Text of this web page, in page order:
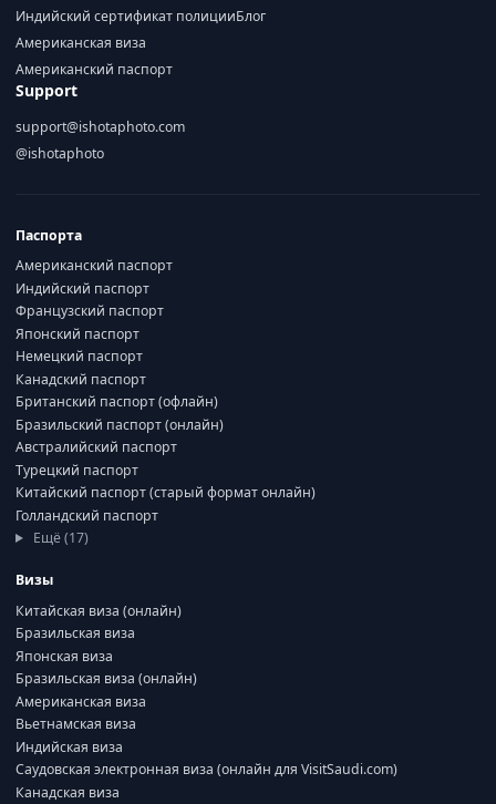
Индийский сертификат полиции
Американская виза
Американский паспорт
Блог
Support
support@ishotaphoto.com
@ishotaphoto
Паспорта
Американский паспорт
Индийский паспорт
Французский паспорт
Японский паспорт
Немецкий паспорт
Канадский паспорт
Британский паспорт (офлайн)
Бразильский паспорт (онлайн)
Австралийский паспорт
Турецкий паспорт
Китайский паспорт (старый формат онлайн)
Голландский паспорт
Ещё (17)
Визы
Китайская виза (онлайн)
Бразильская виза
Японская виза
Бразильская виза (онлайн)
Американская виза
Вьетнамская виза
Индийская виза
Саудовская электронная виза (онлайн для VisitSaudi.com)
Канадская виза